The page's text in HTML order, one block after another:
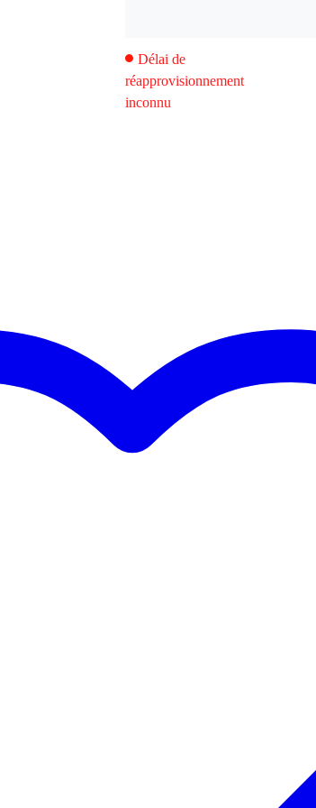
Délai de
réapprovisionnement
inconnu